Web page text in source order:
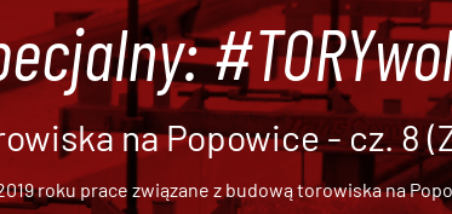
na Popowice - cz. 8
roku prace związane z budową torowiska na